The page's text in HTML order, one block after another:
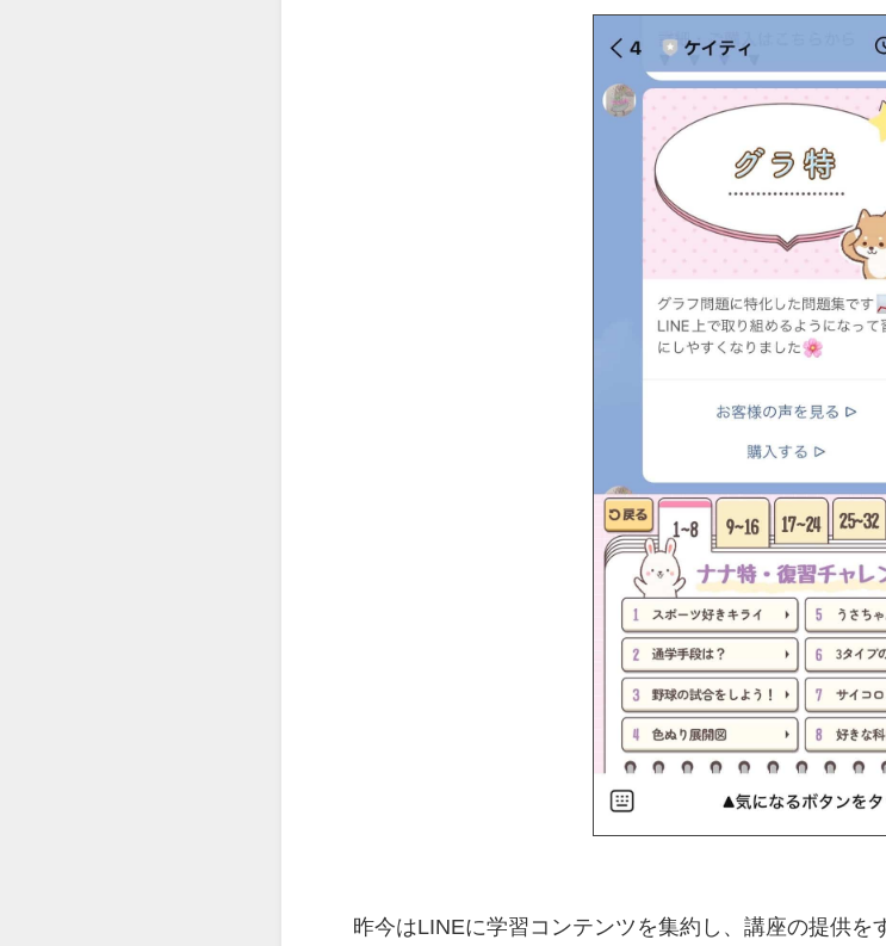
昨今はLINEに学習コンテンツを集約し、講座の提供を